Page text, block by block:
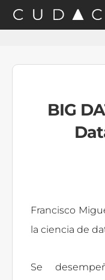
Saltar
a
Saltar
al
Saltar
a
BIG
Francisco
la ciencia de
Se